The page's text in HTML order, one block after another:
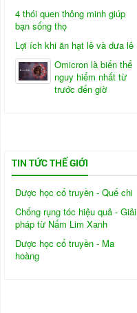
4 thói quen thông minh giúp
bạn sống thọ
Lợi ích khi ăn hạt lê và dưa lê
Omicron là biến thể
nguy hiểm nhất từ
trước đến giờ
TIN TỨC THẾ GIỚI
Dược học cổ truyền - Quế chi
Chống rụng tóc hiệu quả - Giải
pháp từ Nấm Lim Xanh
Dược học cổ truyền - Ma
hoàng